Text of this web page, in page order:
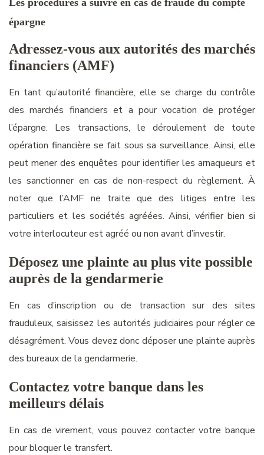
épargne
Adressez-vous aux autorités des marchés
financiers (AMF)
En tant qu’autorité financière, elle se charge du contrôle
des marchés financierset a pour vocation de protéger
l’épargne. Les transactions, le déroulement de toute
opération financièrese fait sous sa surveillance.Ainsi, elle
peut mener des enquêtes pouridentifier les arnaqueurs et
les sanctionner en cas de non-respect du règlement. À
noter que l’AMF ne traite quedes litiges entre les
particuliers et les sociétés agréées.Ainsi, vérifier bien si
votre interlocuteur est agréé ou non avant d’investir.
Déposez une plainte au plus vite possible
auprès de la gendarmerie
En cas d’inscription ou de transaction sur des sites
frauduleux,saisissez les autorités judiciaires pour régler ce
désagrément.Vous devez donc déposerune plainte auprès
des bureaux de la gendarmerie.
Contactez votre banque dans les
meilleurs délais
En cas de virement, vous pouvez contacter votre banque
pour bloquer le transfert.